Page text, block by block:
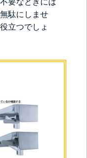
駄にしませ
立つでしょ